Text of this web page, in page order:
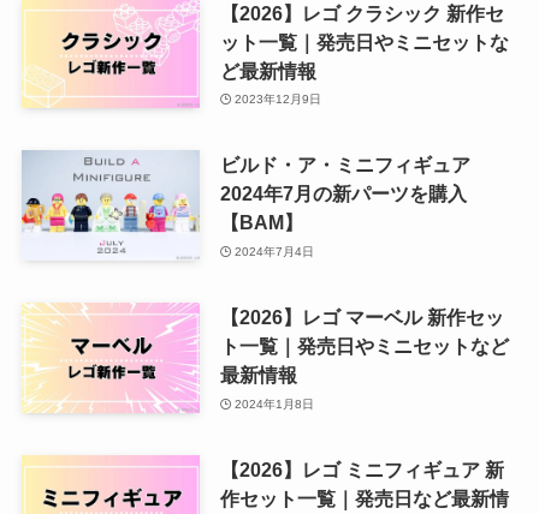
【2026】レゴ クラシック 新作セ
ット一覧｜発売日やミニセットな
ど最新情報
2023年12月9日
ビルド・ア・ミニフィギュア
2024年7月の新パーツを購入
【BAM】
2024年7月4日
【2026】レゴ マーベル 新作セッ
ト一覧｜発売日やミニセットなど
最新情報
2024年1月8日
【2026】レゴ ミニフィギュア 新
作セット一覧｜発売日など最新情